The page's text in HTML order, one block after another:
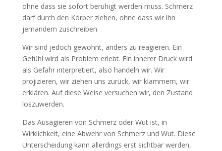
ohne dass sie sofort beruhigt werden muss. Schmerz
darf durch den Körper ziehen, ohne dass wir ihn
jemandem zuschreiben.
Wir sind jedoch gewohnt, anders zu reagieren. Ein
Gefühl wird als Problem erlebt. Ein innerer Druck wird
als Gefahr interpretiert, also handeln wir. Wir
projizieren, wir ziehen uns zurück, wir klammern, wir
erklären. Auf diese Weise versuchen wir, den Zustand
loszuwerden.
Das Ausagieren von Schmerz oder Wut ist, in
Wirklichkeit, eine Abwehr von Schmerz und Wut. Diese
Unterscheidung kann allerdings erst sichtbar werden,